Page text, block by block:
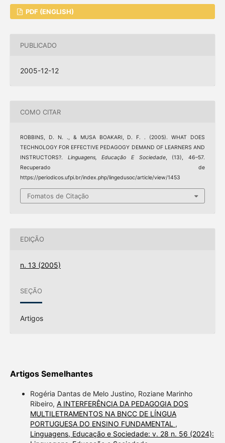
PDF (ENGLISH)
PUBLICADO
2005-12-12
COMO CITAR
ROBBINS, D. N. ., & MUSA BOAKARI, D. F. . (2005). WHAT DOES
TECHNOLOGY FOR EFFECTIVE PEDAGOGY DEMAND OF LEARNERS AND
INSTRUCTORS?. Linguagens, Educação E Sociedade, (13), 46–57.
Recuperado de
https://periodicos.ufpi.br/index.php/lingedusoc/article/view/1453
Fomatos de Citação
EDIÇÃO
n. 13 (2005)
SEÇÃO
Artigos
Artigos Semelhantes
Rogéria Dantas de Melo Justino, Roziane Marinho
Ribeiro, A INTERFERÊNCIA DA PEDAGOGIA DOS
MULTILETRAMENTOS NA BNCC DE LÍNGUA
PORTUGUESA DO ENSINO FUNDAMENTAL ,
Linguagens, Educação e Sociedade: v. 28 n. 56 (2024):